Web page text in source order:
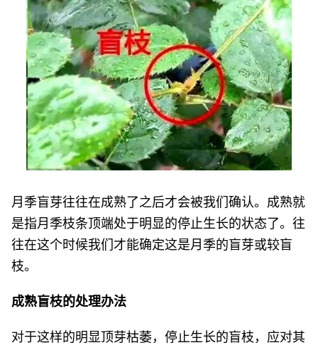
月季盲芽往往在成熟了之后才会被我们确认。成熟就
是指月季枝条顶端处于明显的停止生长的状态了。往
往在这个时候我们才能确定这是月季的盲芽或较盲
枝。
成熟盲枝的处理办法
对于这样的明显顶芽枯萎，停止生长的盲枝，应对其